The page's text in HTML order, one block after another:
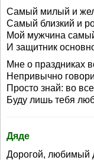
Самый милый и
Самый близкий и
Мой мужчина
И защитник
Мне о праздниках
Непривычно
Просто знай: во
Буду лишь тебя
Дяде
Дорогой, любимый